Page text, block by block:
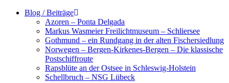
Zum
Blog / Beiträge
Azoren – Ponta Delgada
Markus Wasmeier Freilichtmuseum – Schliersee
Gothmund – ein Rundgang in der alten Fischersiedlung
Norwegen – Bergen-Kirkenes-Bergen – Die klassische
Postschiffroute
Rapsblüte an der Ostsee in Schleswig-Holstein
Schellbruch – NSG Lübeck